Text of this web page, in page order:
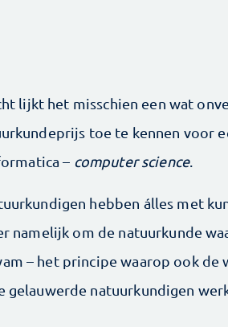
lijkt het misschien een wat
toe te kennen voor
– computer science.
hebben álles met
namelijk om de natuurkunde
– het principe waarop ook de
gelauwerde natuurkundigen